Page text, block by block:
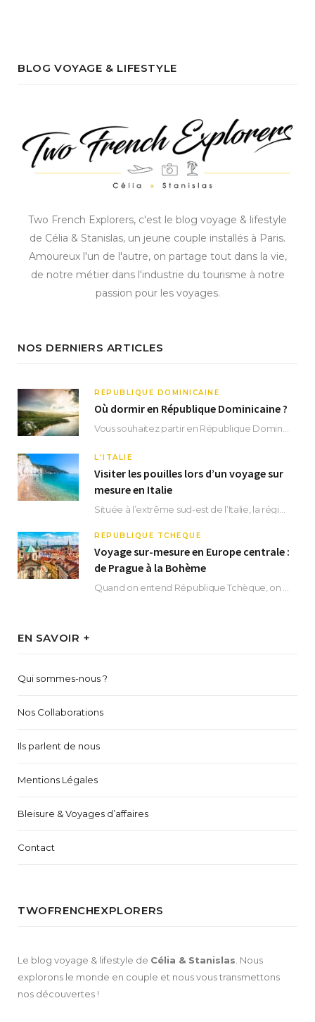
BLOG VOYAGE & LIFESTYLE
Two French Explorers, c'est le blog voyage & lifestyle
de Célia & Stanislas, un jeune couple installés à Paris.
Amoureux l'un de l'autre, on partage tout dans la vie,
de notre métier dans l'industrie du tourisme à notre
passion pour les voyages.
NOS DERNIERS ARTICLES
RÉPUBLIQUE DOMINICAINE
Où dormir en République Dominicaine ?
L'ITALIE
Visiter les pouilles lors d’un voyage sur
mesure en Italie
RÉPUBLIQUE TCHÈQUE
Voyage sur-mesure en Europe centrale :
de Prague à la Bohème
EN SAVOIR +
Qui sommes-nous ?
Nos Collaborations
Ils parlent de nous
Mentions Légales
Bleisure & Voyages d’affaires
Contact
TWOFRENCHEXPLORERS
Le blog voyage & lifestyle de Célia & Stanislas . Nous
explorons le monde en couple et nous vous transmettons
nos découvertes !